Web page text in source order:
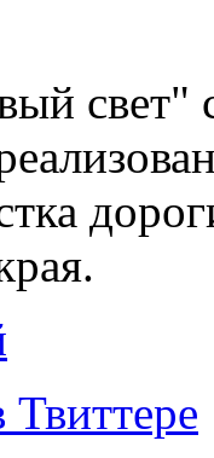
свет"
Твиттере